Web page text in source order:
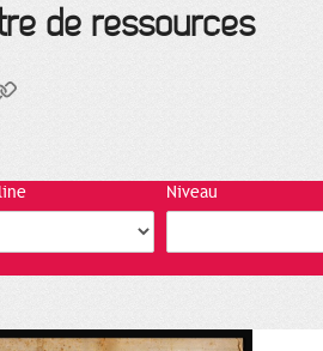
de ressources
Niveau